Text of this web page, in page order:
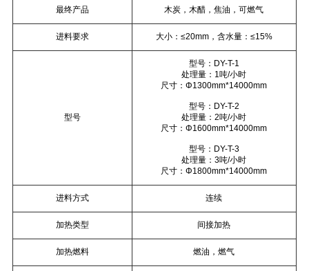
最终产品 木炭，木醋，焦油，可燃气
进料要求 大小：≤20mm，含水量：≤15%
型号
型号：DY-T-1
处理量：1吨/小时
尺寸：Φ1300mm*14000mm
型号：DY-T-2
处理量：2吨/小时
尺寸：Φ1600mm*14000mm
型号：DY-T-3
处理量：3吨/小时
尺寸：Φ1800mm*14000mm
进料方式 连续
加热类型 间接加热
加热燃料 燃油，燃气